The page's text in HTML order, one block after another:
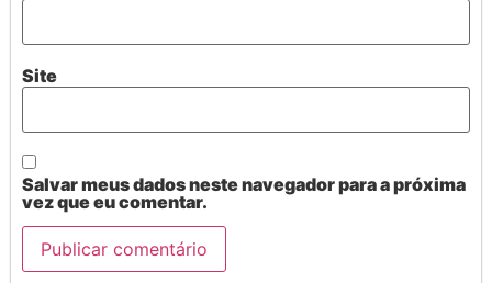
Site
Salvar meus dados neste navegador para a próxima
vez que eu comentar.